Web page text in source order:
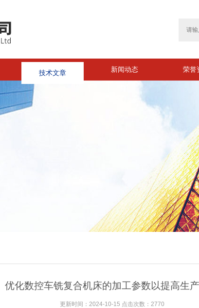
技术文章 新闻动态 荣誉
优化数控车铣复合机床的加工参数以提高生
更新时间：2024-10-15 点击次数：2770